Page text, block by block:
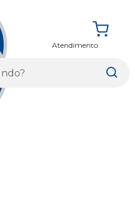
Atendimento